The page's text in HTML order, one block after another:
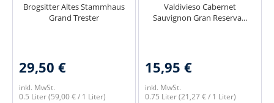
Brogsitter Altes Stammhaus
Grand Trester
29,50 €
inkl. MwSt.
0.5 Liter(59,00 € / 1 Liter)
Valdivieso Cabernet
Sauvignon Gran Reserva...
15,95 €
inkl. MwSt.
0.75 Liter(21,27 € / 1 Liter)